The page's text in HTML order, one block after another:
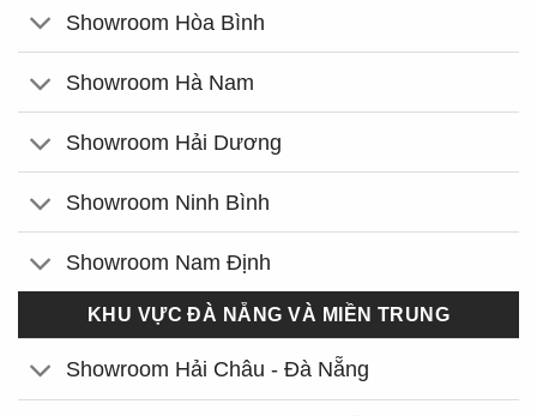
Showroom Hòa Bình
Showroom Hà Nam
Showroom Hải Dương
Showroom Ninh Bình
Showroom Nam Định
KHU VỰC ĐÀ NẴNG VÀ MIỀN TRUNG
Showroom Hải Châu - Đà Nẵng